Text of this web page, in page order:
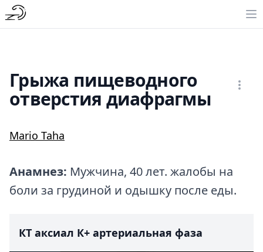
Грыжа пищеводного
отверстия диафрагмы
Mario Taha
Анамнез: Мужчина, 40 лет. жалобы на
боли за грудиной и одышку после еды.
КТ аксиал К+ артериальная фаза